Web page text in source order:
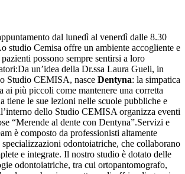
dal lunedì al venerdì dalle 8.30
studio Cemisa offre un ambiente accogliente e
possono sempre sentirsi a loro
Da un’idea della Dr.ssa Laura Gueli, in
Studio CEMISA, nasce Dentyna: la simpatica
ai più piccoli come mantenere una corretta
tiene le sue lezioni nelle scuole pubbliche e
dello Studio CEMISA organizza eventi
“Merende al dente con Dentyna”.Servizi e
è composto da professionisti altamente
odontoiatriche, che collaborano
e integrate. Il nostro studio è dotato delle
odontoiatriche, tra cui ortopantomografo,